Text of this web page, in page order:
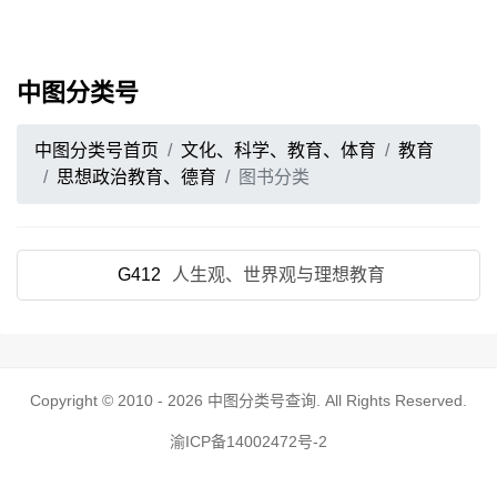
中图分类号
中图分类号首页 文化、科学、教育、体育
教育
思想政治教育、德育
图书分类
G412 人生观、世界观与理想教育
Copyright © 2010 - 2026 中图分类号查询 . All Rights Reserved.
渝ICP备14002472号-2